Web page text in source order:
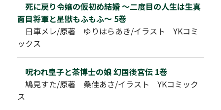
死に戻り令嬢の仮初め結婚 ～二度目の人生は生真
面目将軍と星獣もふもふ～ 5巻
日車メレ/原著 ゆりはらあき/イラスト YKコミ
ックス
呪われ皇子と茶博士の娘 幻国後宮伝 1巻
鳩見すた/原著 桑佳あさ/イラスト YKコミック
ス